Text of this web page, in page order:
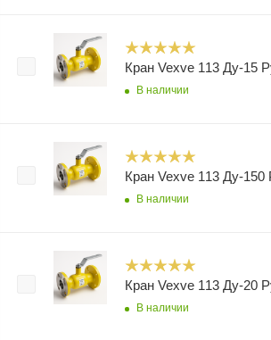
Кран Vexve 113 Ду-15
В наличии
Кран Vexve 113 Ду-150
В наличии
Кран Vexve 113 Ду-20
В наличии